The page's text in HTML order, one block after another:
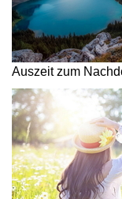
Auszeit zum